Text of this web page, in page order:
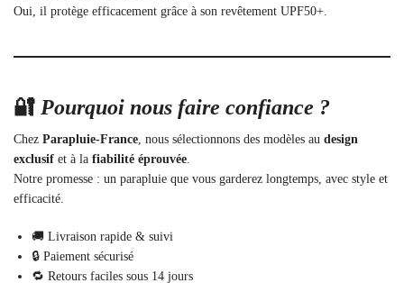
Oui, il protège efficacement grâce à son revêtement UPF50+.
🔐 Pourquoi nous faire confiance ?
Chez Parapluie-France, nous sélectionnons des modèles au design
exclusif et à la fiabilité éprouvée.
Notre promesse : un parapluie que vous garderez longtemps, avec style et
efficacité.
🚚 Livraison rapide & suivi
🔒 Paiement sécurisé
🔁 Retours faciles sous 14 jours